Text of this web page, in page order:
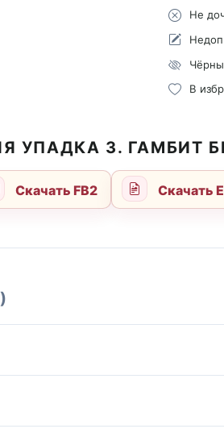
Не
В
УПАДКА 3. ГАМБИТ
Скачать FB2 Скачать